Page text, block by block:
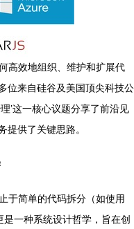
高效地组织、维护和扩展代
位来自硅谷及美国顶尖科技公
’这一核心议题分享了前沿见
提供了关键思路。
于简单的代码拆分（如使用
一种系统设计哲学，旨在创